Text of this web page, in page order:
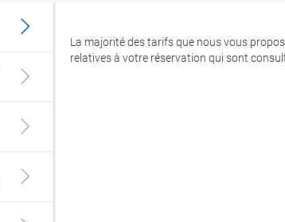
La majorité des tarifs que nous vous
relatives à votre réservation qui sont